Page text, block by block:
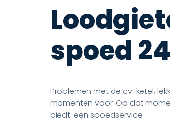
spoed
Problemen met de cv-ketel,
momenten voor. Op dat
biedt: een spoedservice.